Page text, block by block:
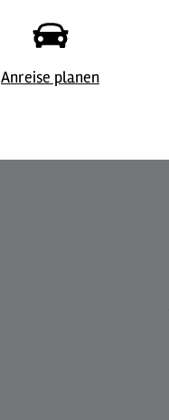
Anreise planen